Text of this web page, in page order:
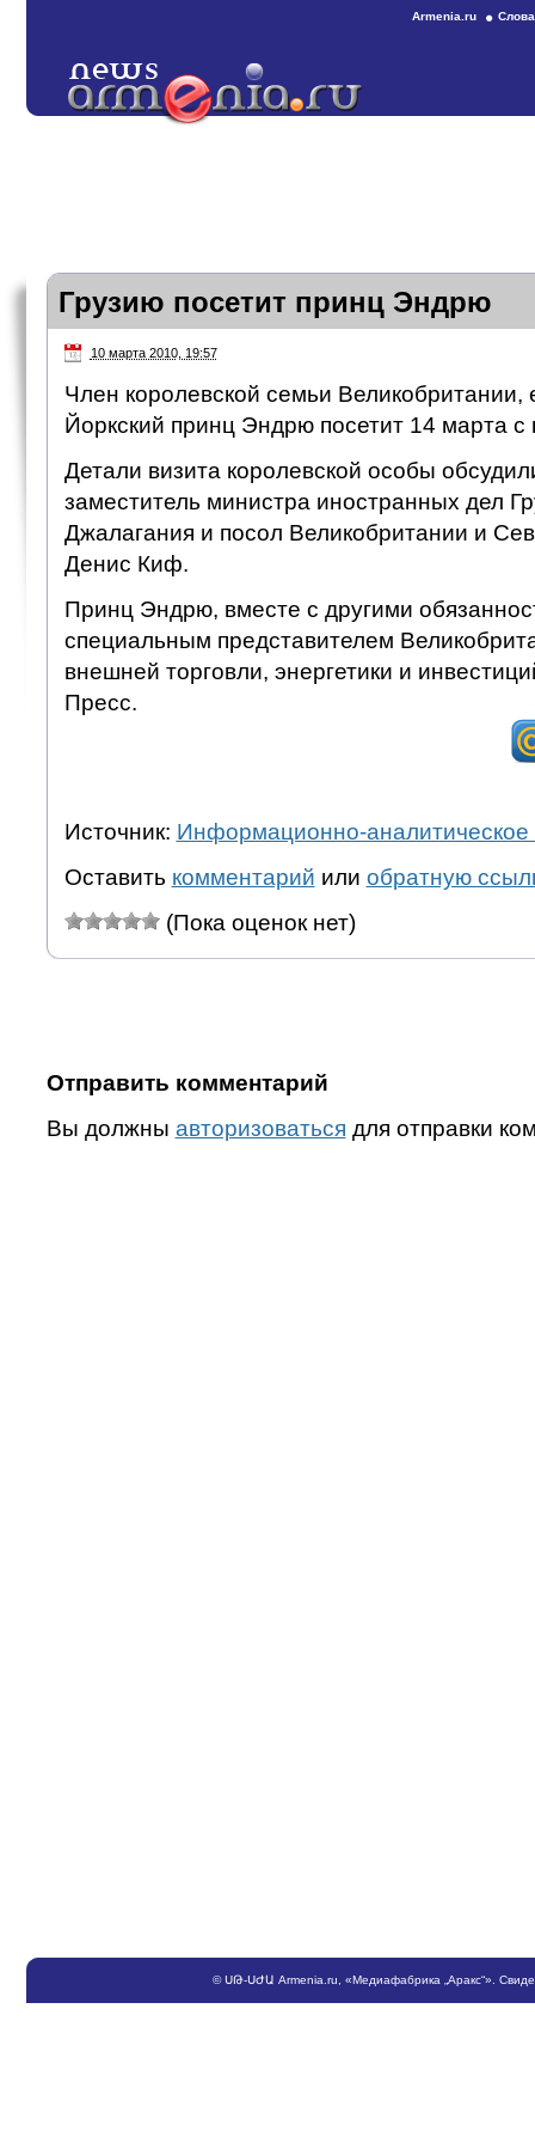
Armenia.ru
Грузию посетит принц Эндрю
10 марта 2010, 19:57
Член королевской семьи Великобритании,
Йоркский принц Эндрю посетит 14 марта с
Детали визита королевской особы
заместитель министра иностранных дел
Джалагания и посол Великобритании и
Денис Киф.
Принц Эндрю, вместе с другими
специальным представителем
внешней торговли, энергетики и
Пресс.
Источник: Информационно-аналитическое
Оставить комментарий или обратную
(Пока оценок нет)
Отправить комментарий
Вы должны авторизоваться для отправки
©ՍԹ-ՍԺԱ Armenia.ru , «Медиафабрика „Аракс“».